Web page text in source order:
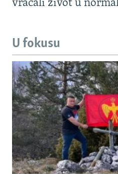
vraćali život u
U fokusu